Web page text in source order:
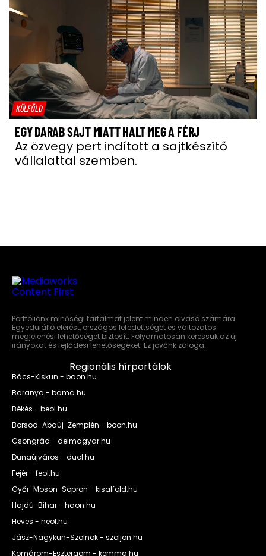
KÜLFÖLD
EGY DARAB SAJT MIATT HALT MEG A FÉRJ
Az özvegy pert indított a sajtkészítő
vállalattal szemben.
Portfóliónk minőségi tartalmat jelent minden olvasó számára.
Egyedülálló elérést, országos lefedettséget és változatos
megjelenési lehetőséget biztosít. Folyamatosan keressük az új
irányokat és fejlődési lehetőségeket. Ez jövőnk záloga.
Regionális hírportálok
Bács-Kiskun - baon.hu
Baranya - bama.hu
Békés - beol.hu
Borsod-Abaúj-Zemplén - boon.hu
Csongrád - delmagyar.hu
Dunaújváros - duol.hu
Fejér - feol.hu
Győr-Moson-Sopron - kisalfold.hu
Hajdú-Bihar - haon.hu
Heves - heol.hu
Jász-Nagykun-Szolnok - szoljon.hu
Komárom-Esztergom - kemma.hu